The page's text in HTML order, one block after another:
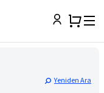
Yeniden Ara